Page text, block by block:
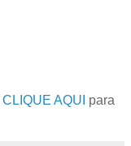
CLIQUE AQUI para